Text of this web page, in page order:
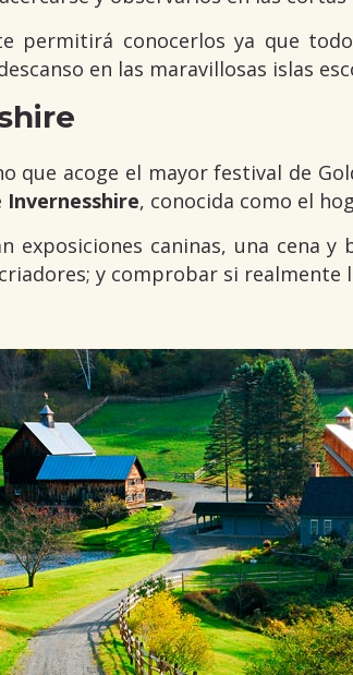
permitirá conocerlos ya que
en las maravillosas islas
que acoge el mayor festival de
Invernesshire, conocida como el
exposiciones caninas, una cena
y comprobar si realmente